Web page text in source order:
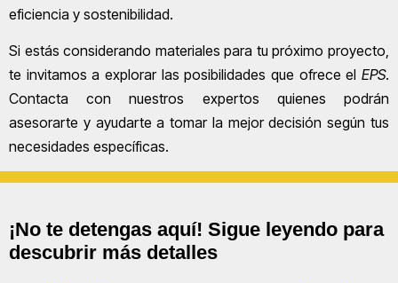
eficiencia y sostenibilidad.
Si estás considerando materiales para tu próximo proyecto,
te invitamos a explorar las posibilidades que ofrece el EPS.
Contacta con nuestros expertos quienes podrán
asesorarte y ayudarte a tomar la mejor decisión según tus
necesidades específicas.
¡No te detengas aquí! Sigue leyendo para
descubrir más detalles